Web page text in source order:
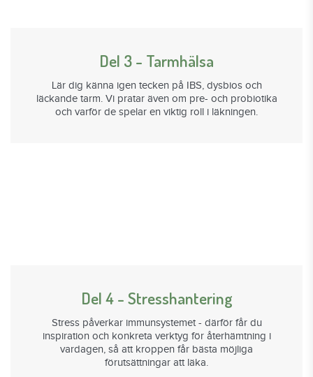
Del 3 - Tarmhälsa
Lär dig känna igen tecken på IBS, dysbios och
läckande tarm. Vi pratar även om pre- och probiotika
och varför de spelar en viktig roll i läkningen.
Del 4 - Stresshantering
Stress påverkar immunsystemet - därför får du
inspiration och konkreta verktyg för återhämtning i
vardagen, så att kroppen får bästa möjliga
förutsättningar att läka.